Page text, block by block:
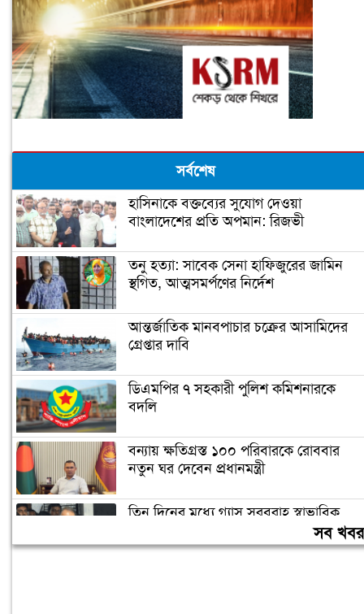
সর্বশেষ
হাসিনাকে বক্তব্যের সুযোগ দেওয়া
বাংলাদেশের প্রতি অপমান: রিজভী
তনু হত্যা: সাবেক সেনা হাফিজুরের জামিন
স্থগিত, আত্মসমর্পণের নির্দেশ
আন্তর্জাতিক মানবপাচার চক্রের আসামিদের
গ্রেপ্তার দাবি
ডিএমপির ৭ সহকারী পুলিশ কমিশনারকে
বদলি
বন্যায় ক্ষতিগ্রস্ত ১০০ পরিবারকে রোববার
নতুন ঘর দেবেন প্রধানমন্ত্রী
তিন দিনের মধ্যে গ্যাস সরবরাহ স্বাভাবিক
সব